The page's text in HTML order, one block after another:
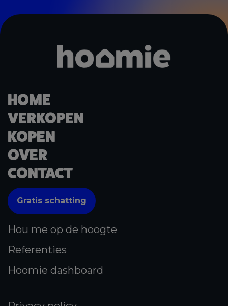
HOME
VERKOPEN
KOPEN
OVER
CONTACT
Gratis schatting
Hou me op de hoogte
Referenties
Hoomie dashboard